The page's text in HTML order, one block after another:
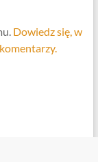
Dowiedz się, w